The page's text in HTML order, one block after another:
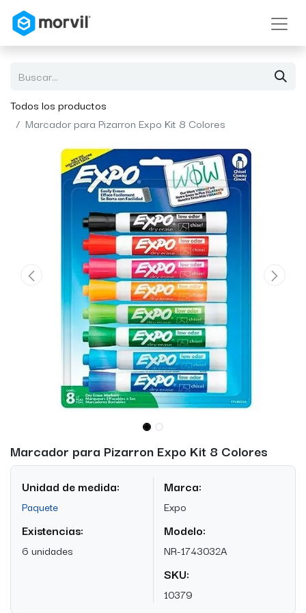
Todos los productos
Marcador para Pizarron Expo Kit 8 Colores
Marcador para Pizarron Expo Kit 8 Colores
Unidad de medida:
Paquete
Existencias:
6 unidades
Marca:
Expo
Modelo:
NR-1743032A
SKU:
10379